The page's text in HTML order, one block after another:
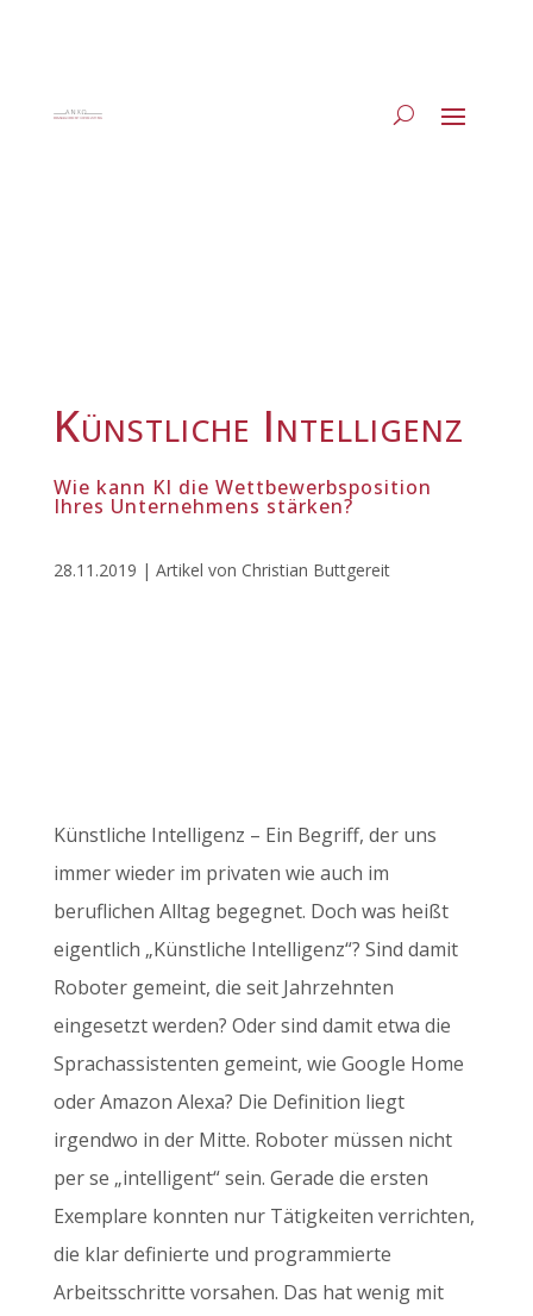
Künstliche Intelligenz
Wie kann KI die Wettbewerbsposition
Ihres Unternehmens stärken?
28.11.2019 | Artikel von Christian Buttgereit
Künstliche Intelligenz – Ein Begriff, der uns
immer wieder im privaten wie auch im
beruflichen Alltag begegnet. Doch was heißt
eigentlich „Künstliche Intelligenz“? Sind damit
Roboter gemeint, die seit Jahrzehnten
eingesetzt werden? Oder sind damit etwa die
Sprachassistenten gemeint, wie Google Home
oder Amazon Alexa? Die Definition liegt
irgendwo in der Mitte. Roboter müssen nicht
per se „intelligent“ sein. Gerade die ersten
Exemplare konnten nur Tätigkeiten verrichten,
die klar definierte und programmierte
Arbeitsschritte vorsahen. Das hat wenig mit